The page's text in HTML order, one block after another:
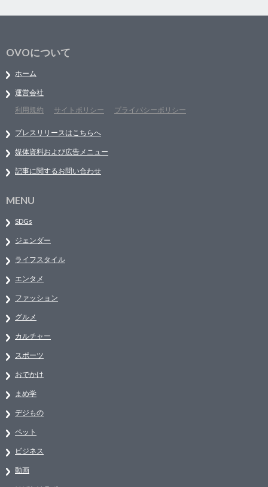
OVOについて
ホーム
運営会社
利用規約
サイトポリシー プライバシーポリシー
プレスリリースはこちらへ
媒体資料および広告メニュー
記事に関するお問い合わせ
MENU
SDGs
ジェンダー
ライフスタイル
エンタメ
ファッション
グルメ
カルチャー
スポーツ
おでかけ
まめ学
デジもの
ペット
ビジネス
動画